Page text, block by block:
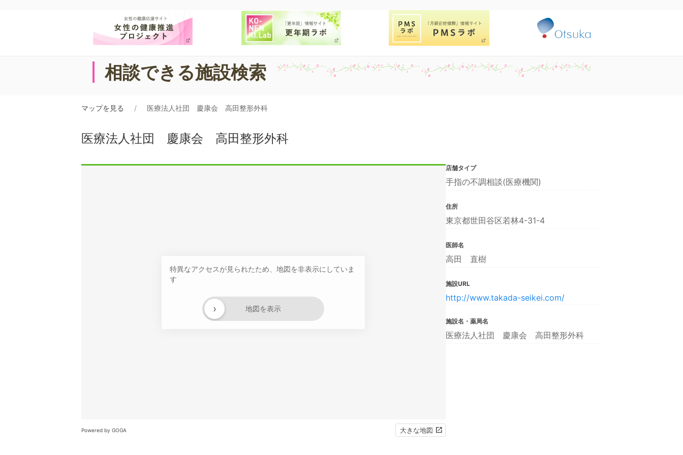
相談できる施設検索
マップを見る 医療法人社団 慶康会 高田整形外科
医療法人社団 慶康会 高田整形外科
特異なアクセスが見られたため、地図を非表示にしていま
す
地図を表示
›
Powered by GOGA 大きな地図
店舗タイプ
手指の不調相談(医療機関)
住所
東京都世田谷区若林4-31-4
医師名
高田 直樹
施設URL
http://www.takada-seikei.com/
施設名・薬局名
医療法人社団 慶康会 高田整形外科